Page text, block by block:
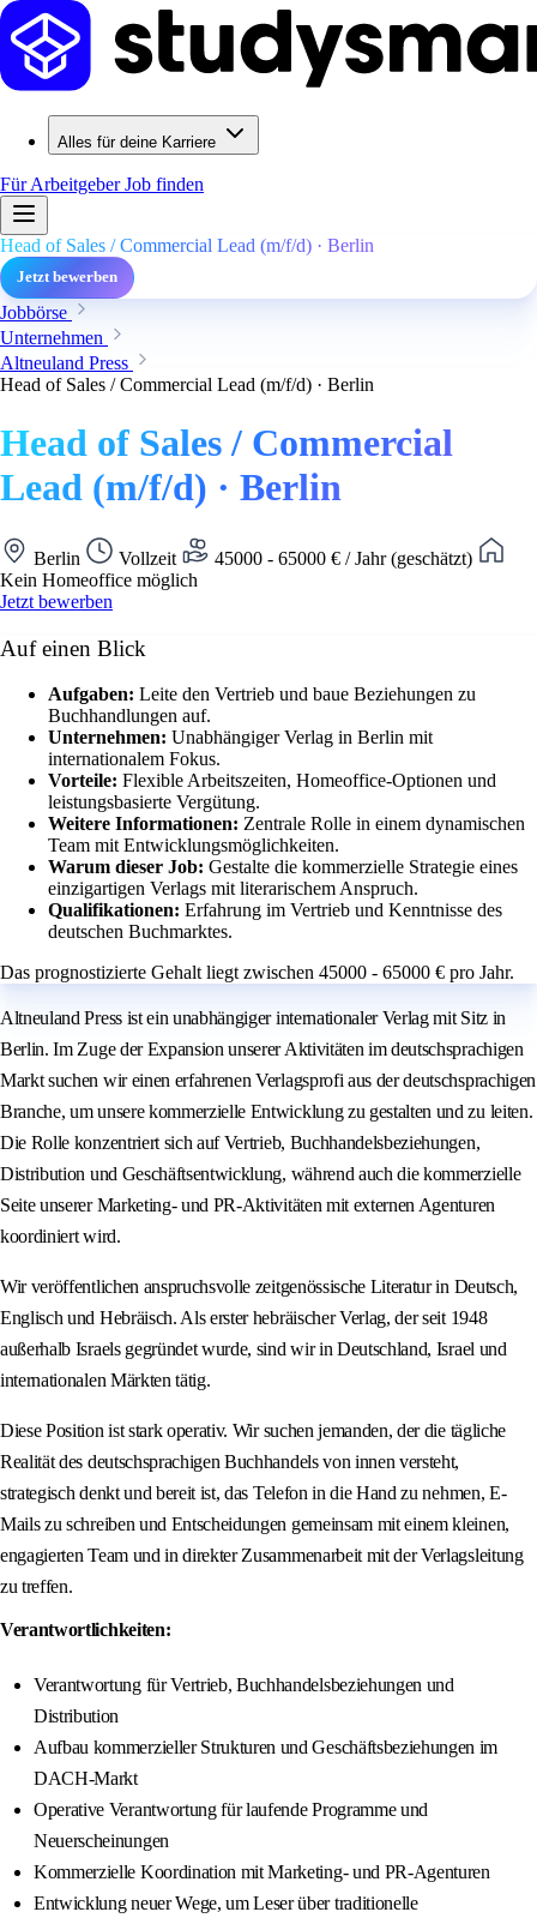
Alles für deine Karriere
Für ArbeitgeberJob finden
Head of Sales / Commercial Lead (m/f/d) · Berlin
Jetzt bewerben
Jobbörse
Unternehmen
Altneuland Press
Head of Sales / Commercial Lead (m/f/d) · Berlin
Head of Sales / Commercial
Lead (m/f/d) · Berlin
Berlin Vollzeit
45000 - 65000 € / Jahr (geschätzt)
Kein Homeoffice möglich
Jetzt bewerben
Auf einen Blick
Aufgaben: Leite den Vertrieb und baue Beziehungen zu
Buchhandlungen auf.
Unternehmen: Unabhängiger Verlag in Berlin mit
internationalem Fokus.
Vorteile: Flexible Arbeitszeiten, Homeoffice-Optionen und
leistungsbasierte Vergütung.
Weitere Informationen: Zentrale Rolle in einem dynamischen
Team mit Entwicklungsmöglichkeiten.
Warum dieser Job: Gestalte die kommerzielle Strategie eines
einzigartigen Verlags mit literarischem Anspruch.
Qualifikationen: Erfahrung im Vertrieb und Kenntnisse des
deutschen Buchmarktes.
Das prognostizierte Gehalt liegt zwischen 45000 - 65000 € pro Jahr.
Altneuland Press ist ein unabhängiger internationaler Verlag mit Sitz in
Berlin. Im Zuge der Expansion unserer Aktivitäten im deutschsprachigen
Markt suchen wir einen erfahrenen Verlagsprofi aus der deutschsprachigen
Branche, um unsere kommerzielle Entwicklung zu gestalten und zu leiten.
Die Rolle konzentriert sich auf Vertrieb, Buchhandelsbeziehungen,
Distribution und Geschäftsentwicklung, während auch die kommerzielle
Seite unserer Marketing- und PR-Aktivitäten mit externen Agenturen
koordiniert wird.
Wir veröffentlichen anspruchsvolle zeitgenössische Literatur in Deutsch,
Englisch und Hebräisch. Als erster hebräischer Verlag, der seit 1948
außerhalb Israels gegründet wurde, sind wir in Deutschland, Israel und
internationalen Märkten tätig.
Diese Position ist stark operativ. Wir suchen jemanden, der die tägliche
Realität des deutschsprachigen Buchhandels von innen versteht,
strategisch denkt und bereit ist, das Telefon in die Hand zu nehmen, E-
Mails zu schreiben und Entscheidungen gemeinsam mit einem kleinen,
engagierten Team und in direkter Zusammenarbeit mit der Verlagsleitung
zu treffen.
Verantwortlichkeiten:
Verantwortung für Vertrieb, Buchhandelsbeziehungen und
Distribution
Aufbau kommerzieller Strukturen und Geschäftsbeziehungen im
DACH-Markt
Operative Verantwortung für laufende Programme und
Neuerscheinungen
Kommerzielle Koordination mit Marketing- und PR-Agenturen
Entwicklung neuer Wege, um Leser über traditionelle